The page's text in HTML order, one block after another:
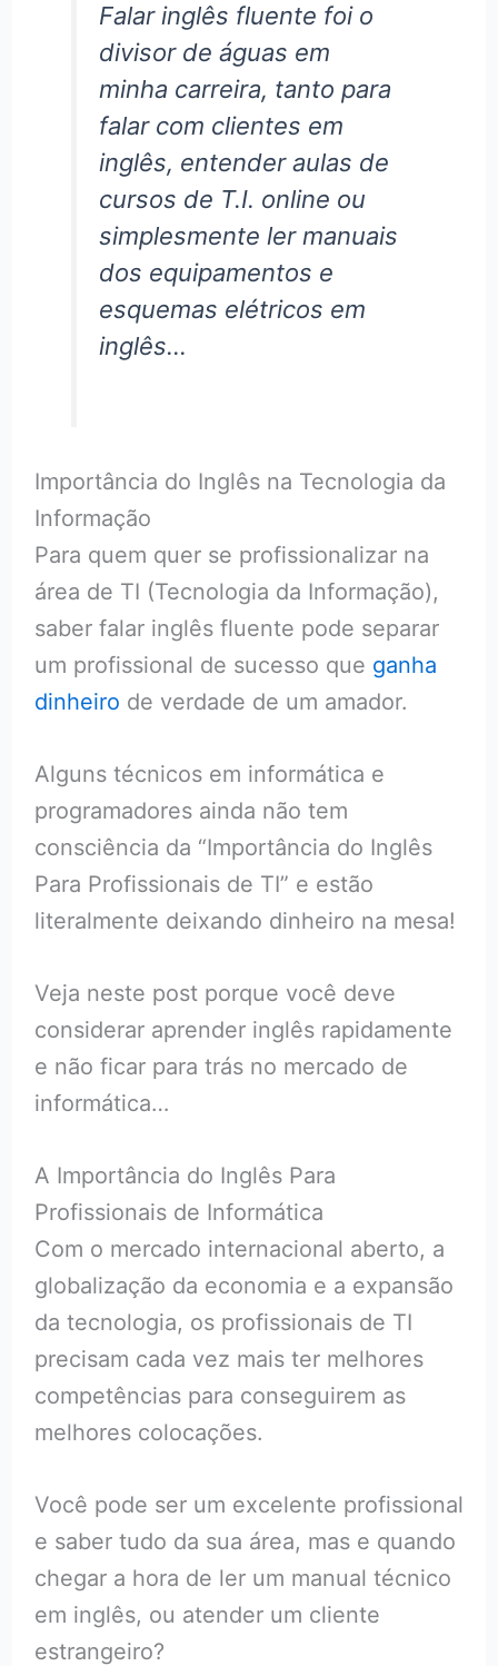
Falar inglês fluente foi o
divisor de águas em
minha carreira, tanto para
falar com clientes em
inglês, entender aulas de
cursos de T.I. online ou
simplesmente ler manuais
dos equipamentos e
esquemas elétricos em
inglês…
Importância do Inglês na Tecnologia da
Informação
Para quem quer se profissionalizar na
área de TI (Tecnologia da Informação),
saber falar inglês fluente pode separar
um profissional de sucesso que ganha
dinheiro de verdade de um amador.
Alguns técnicos em informática e
programadores ainda não tem
consciência da “Importância do Inglês
Para Profissionais de TI” e estão
literalmente deixando dinheiro na mesa!
Veja neste post porque você deve
considerar aprender inglês rapidamente
e não ficar para trás no mercado de
informática…
A Importância do Inglês Para
Profissionais de Informática
Com o mercado internacional aberto, a
globalização da economia e a expansão
da tecnologia, os profissionais de TI
precisam cada vez mais ter melhores
competências para conseguirem as
melhores colocações.
Você pode ser um excelente profissional
e saber tudo da sua área, mas e quando
chegar a hora de ler um manual técnico
em inglês, ou atender um cliente
estrangeiro?